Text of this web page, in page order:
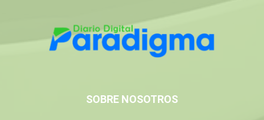
SOBRE NOSOTROS